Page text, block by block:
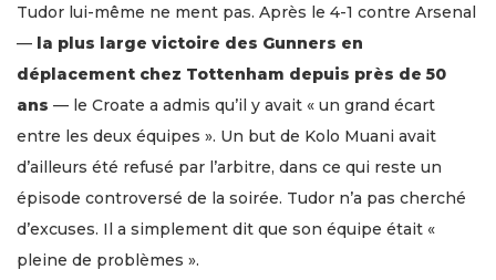
Tudor lui-même ne ment pas. Après le 4-1 contre Arsenal
— la plus large victoire des Gunners en
déplacement chez Tottenham depuis près de 50
ans — le Croate a admis qu’il y avait « un grand écart
entre les deux équipes ». Un but de Kolo Muani avait
d’ailleurs été refusé par l’arbitre, dans ce qui reste un
épisode controversé de la soirée. Tudor n’a pas cherché
d’excuses. Il a simplement dit que son équipe était «
pleine de problèmes ».